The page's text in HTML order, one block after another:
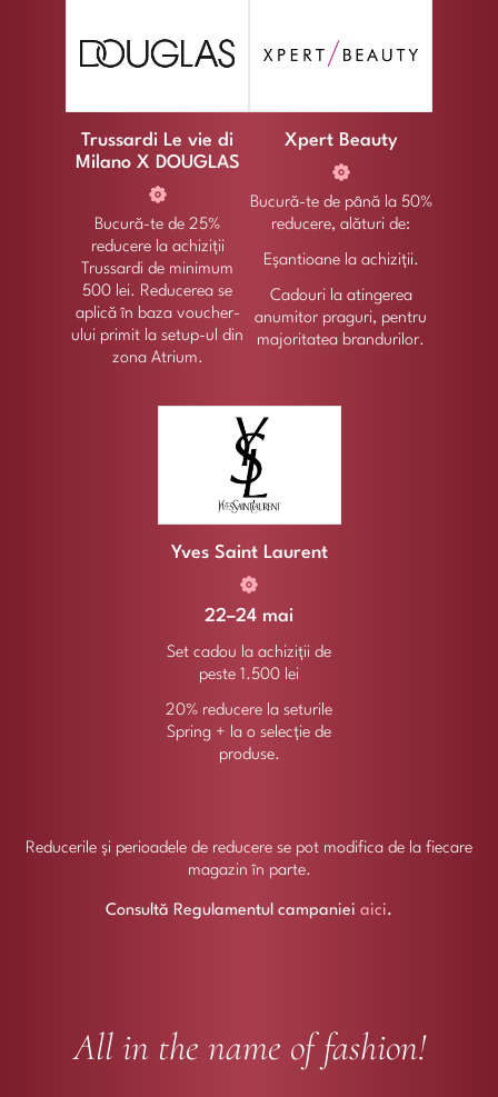
Trussardi Le vie di
Milano X DOUGLAS
Bucură-te de 25%
reducere la achiziții
Trussardi de minimum
500 lei. Reducerea se
aplică în baza voucher-
ului primit la setup-ul din
zona Atrium.
Xpert Beauty
Bucură-te de până la 50%
reducere, alături de:
Eșantioane la achiziții.
Cadouri la atingerea
anumitor praguri, pentru
majoritatea brandurilor.
Yves Saint Laurent
22–24 mai
Set cadou la achiziții de
peste 1.500 lei
20% reducere la seturile
Spring + la o selecție de
produse.
Reducerile și perioadele de reducere se pot modifica de la fiecare
magazin în parte.
Consultă Regulamentul campaniei aici.
All in the name of fashion!